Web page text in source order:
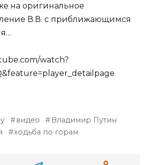
на оригинальное
В.В. с приближающимся
watch?
видео
Владимир Путин
ходьба по горам